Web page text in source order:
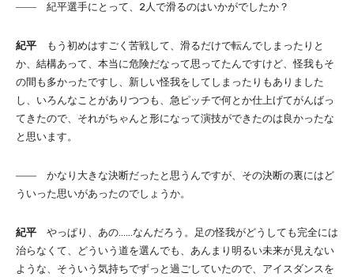
―― 紀平選手にとって、2人で滑るのはいかがでしたか？
紀平 もう初めはすごく苦戦して、滑るだけで転んでしまったりと
か、結構あって、本当に危険だなって思ってたんですけど、怪我もそ
の間も多かったですし、新しい怪我をしてしまったりもありました
し、いろんなことがありつつも、急ピッチで何とか仕上げてがんばっ
てきたので、それがちゃんと形になって演技ができたのは良かったな
と思います。
―― かなり大きな決断だったと思うんですが、その決断の裏にはど
ういった思いがあったのでしょうか。
紀平 やっぱり、あの……なんだろう。足の怪我がどうしても完全には
治らなくて、どういう道を選んでも、あんまり明るい未来が見えない
ような、そういう気持ちでずっと過ごしていたので、アイスダンスを